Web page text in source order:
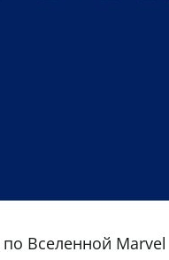
Вселенной